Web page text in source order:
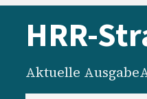
HRR-
Aktuelle Ausgabe